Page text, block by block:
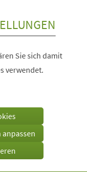
Sie sich damit
verwendet.